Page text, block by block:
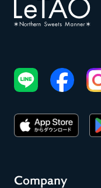
Company